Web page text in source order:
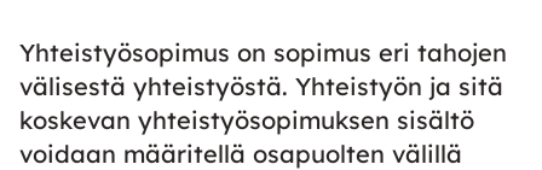
Yhteistyösopimus on sopimus eri tahojen
välisestä yhteistyöstä. Yhteistyön ja sitä
koskevan yhteistyösopimuksen sisältö
voidaan määritellä osapuolten välillä